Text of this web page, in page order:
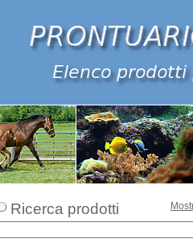
Ricerca prodotti